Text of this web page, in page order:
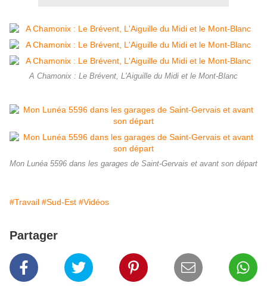
A Chamonix : Le Brévent, L'Aiguille du Midi et le Mont-Blanc
Mon Lunéa 5596 dans les garages de Saint-Gervais et avant son départ
#Travail #Sud-Est #Vidéos
Partager